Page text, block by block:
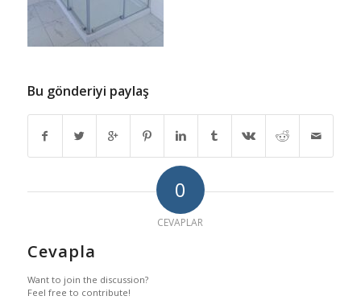
Bu gönderiyi paylaş
0
CEVAPLAR
Cevapla
Want to join the discussion?
Feel free to contribute!